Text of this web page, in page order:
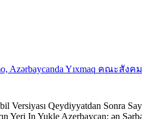
Azərbaycanda Yıxmaq
Qeydiyyatdan Sonra
In Yukle Azerbaycan: ən